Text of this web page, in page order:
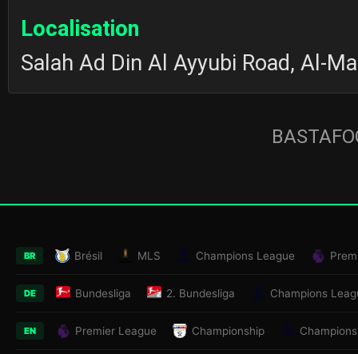
Localisation
Salah Ad Din Al Ayyubi Road, Al-
BR Brésil MLS Champions League
DE Bundesliga 2. Bundesliga Champions
EN Premier League Championship